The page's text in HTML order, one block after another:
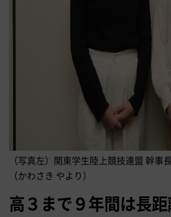
（写真左）関東学生陸上競技連盟 幹
（かわさき やより）
高３まで９年間は長